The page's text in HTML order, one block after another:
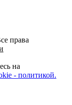
права
на
- политикой.